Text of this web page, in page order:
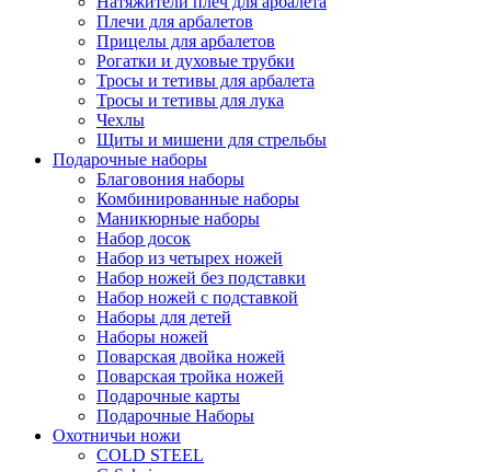
Плечи для арбалетов
Прицелы для арбалетов
Рогатки и духовые трубки
Тросы и тетивы для арбалета
Тросы и тетивы для лука
Чехлы
Щиты и мишени для стрельбы
Подарочные наборы
Благовония наборы
Комбинированные наборы
Маникюрные наборы
Набор досок
Набор из четырех ножей
Набор ножей без подставки
Набор ножей с подставкой
Наборы для детей
Наборы ножей
Поварская двойка ножей
Поварская тройка ножей
Подарочные карты
Подарочные Наборы
Охотничьи ножи
COLD STEEL